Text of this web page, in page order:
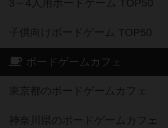
3～4人用ボードゲーム TOP50
子供向けボードゲーム TOP50
ボードゲームカフェ
東京都のボードゲームカフェ
神奈川県のボードゲームカフェ